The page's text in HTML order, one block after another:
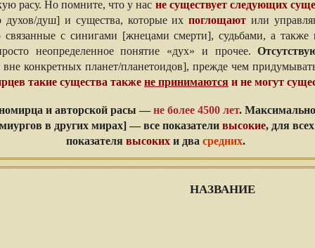
расу. Но помните, что у нас не существует следующих
душ] и существа, которые ихпоглощают или
связанные с синигами [жнецами смерти], судьбами, а
неопределенное понятие «дух» и прочее.
конкретных планет/планетоидов], прежде чем
такие существа также не принимаются и не могут
и авторской расы — не более 4500 лет.
в других мирах] — все показатели высокие, для
показателя высокихи два средних.
НАЗВАНИЕ